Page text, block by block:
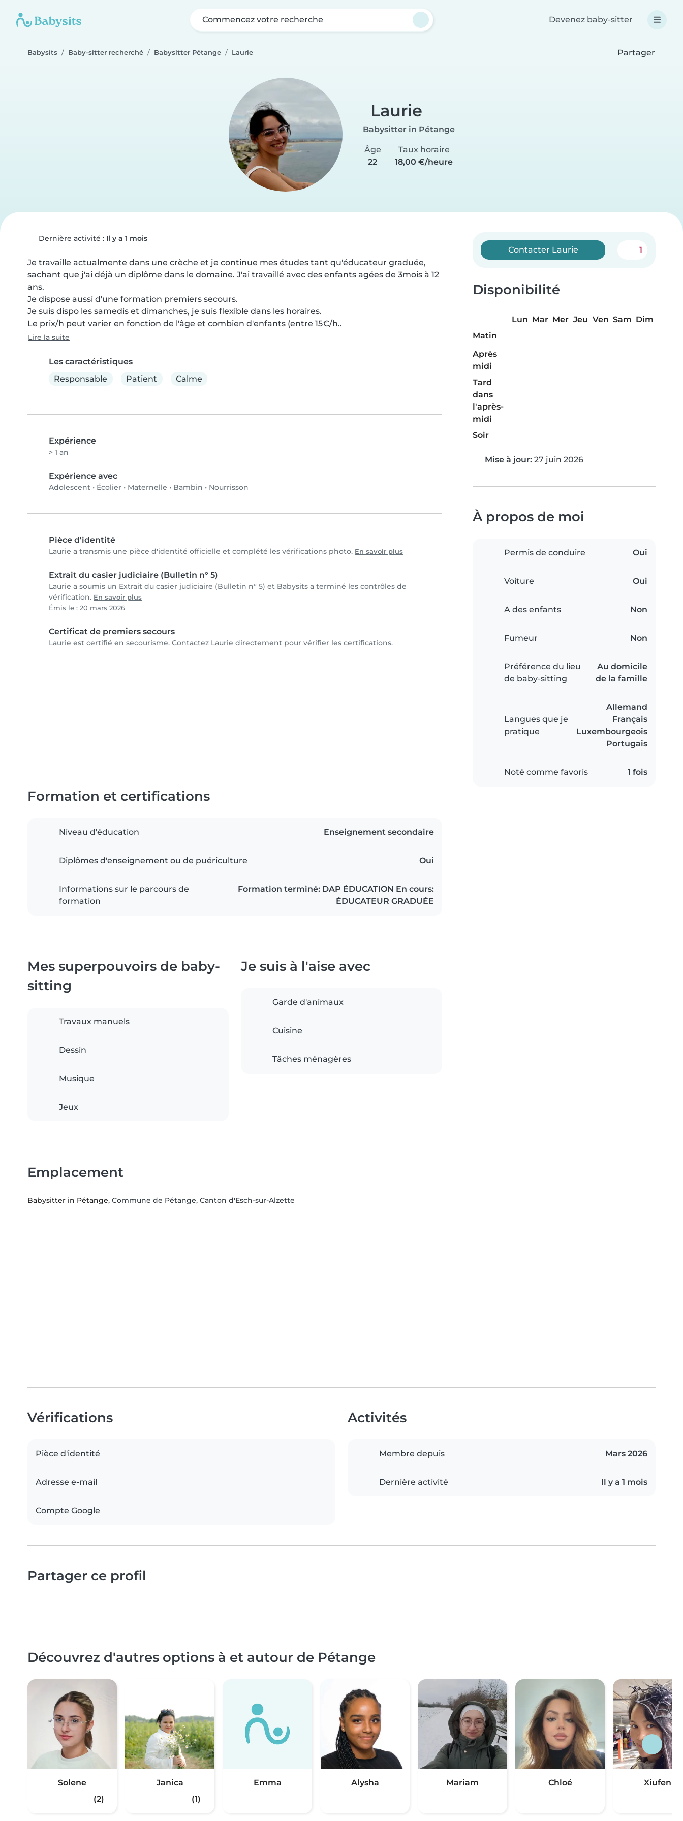
Commencez votre recherche Devenez baby-sitter
Babysits Baby-sitter recherché Babysitter Pétange Laurie Partager
Laurie
Babysitter in Pétange
Âge
22
Taux horaire
18,00 €/heure
Dernière activité : Il y a 1 mois
Je travaille actualmente dans une crèche et je continue mes études tant qu'éducateur graduée,
sachant que j'ai déjà un diplôme dans le domaine. J'ai travaillé avec des enfants agées de 3mois à 12
ans.
Je dispose aussi d'une formation premiers secours.
Je suis dispo les samedis et dimanches, je suis flexible dans les horaires.
Le prix/h peut varier en fonction de l'âge et combien d'enfants (entre 15€/h..
Lire la suite
Les caractéristiques
Responsable
Patient Calme
Expérience
> 1 an
Expérience avec
Adolescent • Écolier • Maternelle • Bambin • Nourrisson
Pièce d'identité
Laurie a transmis une pièce d'identité officielle et complété les vérifications photo. En savoir plus
Extrait du casier judiciaire (Bulletin n° 5)
Laurie a soumis un Extrait du casier judiciaire (Bulletin n° 5) et Babysits a terminé les contrôles de
vérification. En savoir plus
Émis le : 20 mars 2026
Certificat de premiers secours
Laurie est certifié en secourisme. Contactez Laurie directement pour vérifier les certifications.
Contacter Laurie 1
Disponibilité
Lun Mar Mer Jeu Ven Sam Dim
Matin
Après
midi
Tard
dans
l'après-
midi
Soir
Mise à jour: 27 juin 2026
À propos de moi
Permis de conduire Oui
Voiture Oui
A des enfants Non
Fumeur Non
Préférence du lieu
de baby-sitting
Au domicile
de la famille
Langues que je
pratique
Allemand
Français
Luxembourgeois
Portugais
Noté comme favoris 1 fois
Formation et certifications
Niveau d'éducation Enseignement secondaire
Diplômes d'enseignement ou de puériculture Oui
Informations sur le parcours de
formation
Formation terminé: DAP ÉDUCATION En cours:
ÉDUCATEUR GRADUÉE
Mes superpouvoirs de baby-
sitting
Travaux manuels
Dessin
Musique
Jeux
Je suis à l'aise avec
Garde d'animaux
Cuisine
Tâches ménagères
Emplacement
Babysitter in Pétange, Commune de Pétange, Canton d'Esch-sur-Alzette
Vérifications
Pièce d'identité
Adresse e-mail
Compte Google
Activités
Membre depuis Mars 2026
Dernière activité Il y a 1 mois
Partager ce profil
Découvrez d'autres options à et autour de Pétange
Solene
(2)
Janica
(1)
Emma Alysha Mariam Chloé Xiufen